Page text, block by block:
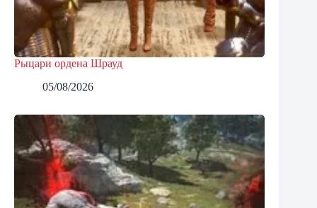
Рыцари ордена Шрауд
05/08/2026